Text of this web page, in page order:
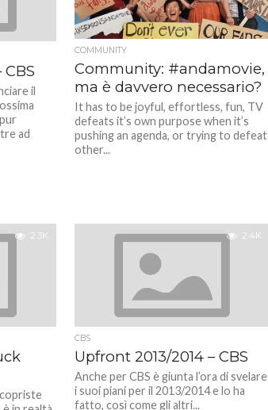
il
ad
COMMUNITY
Community: #andamovie,
ma è davvero necessario?
It has to be joyful, effortless, fun, TV
defeats it’s own purpose when it’s
pushing an agenda, or trying to defeat
other...
2.3K 2.4K
CBS
Upfront 2013/2014 – CBS
Anche per CBS è giunta l’ora di svelare
i suoi piani per il 2013/2014 e lo ha
fatto, così come gli altri...